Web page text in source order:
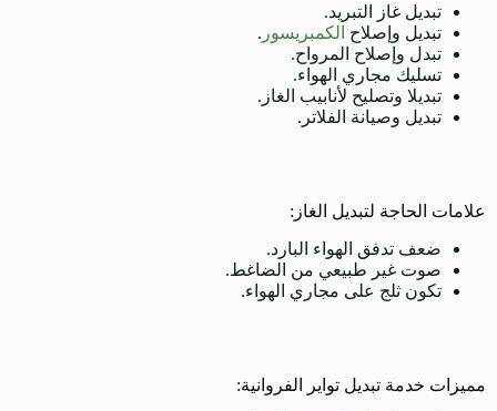
تبديل غاز التبريد.
تبديل وإصلاح الكمبريسور .
تبدل وإصلاح المرواح.
تسليك مجاري الهواء.
تبديلا وتصليح لأنابيب الغاز.
تبديل وصيانة الفلاتر.
علامات الحاجة لتبديل الغاز:
ضعف تدفق الهواء البارد.
صوت غير طبيعي من الضاغط.
تكون ثلج على مجاري الهواء.
مميزات خدمة تبديل تواير الفروانية: